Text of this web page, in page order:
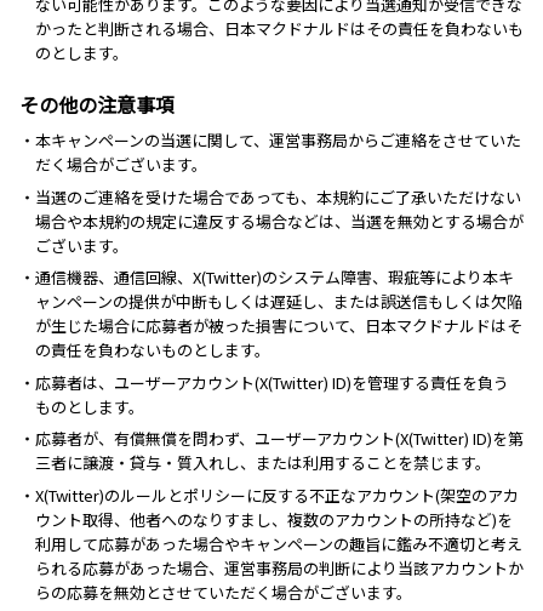
かったと判断される場合、日本マクドナルドはその責任を負わないも
のとします。
その他の注意事項
・本キャンペーンの当選に関して、運営事務局からご連絡をさせていた
だく場合がございます。
・当選のご連絡を受けた場合であっても、本規約にご了承いただけない
場合や本規約の規定に違反する場合などは、当選を無効とする場合が
ございます。
・通信機器、通信回線、X(Twitter)のシステム障害、瑕疵等により本キ
ャンペーンの提供が中断もしくは遅延し、または誤送信もしくは欠陥
が生じた場合に応募者が被った損害について、日本マクドナルドはそ
の責任を負わないものとします。
・応募者は、ユーザーアカウント(X(Twitter) ID)を管理する責任を負う
ものとします。
・応募者が、有償無償を問わず、ユーザーアカウント(X(Twitter) ID)を第
三者に譲渡・貸与・質入れし、または利用することを禁じます。
・X(Twitter)のルールとポリシーに反する不正なアカウント(架空のアカ
ウント取得、他者へのなりすまし、複数のアカウントの所持など)を
利用して応募があった場合やキャンペーンの趣旨に鑑み不適切と考え
られる応募があった場合、運営事務局の判断により当該アカウントか
らの応募を無効とさせていただく場合がございます。